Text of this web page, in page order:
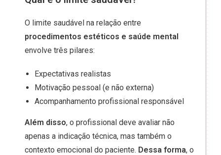
O limite saudável na relação entre
procedimentos estéticos e saúde mental
envolve três pilares:
Expectativas realistas
Motivação pessoal (e não externa)
Acompanhamento profissional responsável
Além disso, o profissional deve avaliar não
apenas a indicação técnica, mas também o
contexto emocional do paciente. Dessa forma, o